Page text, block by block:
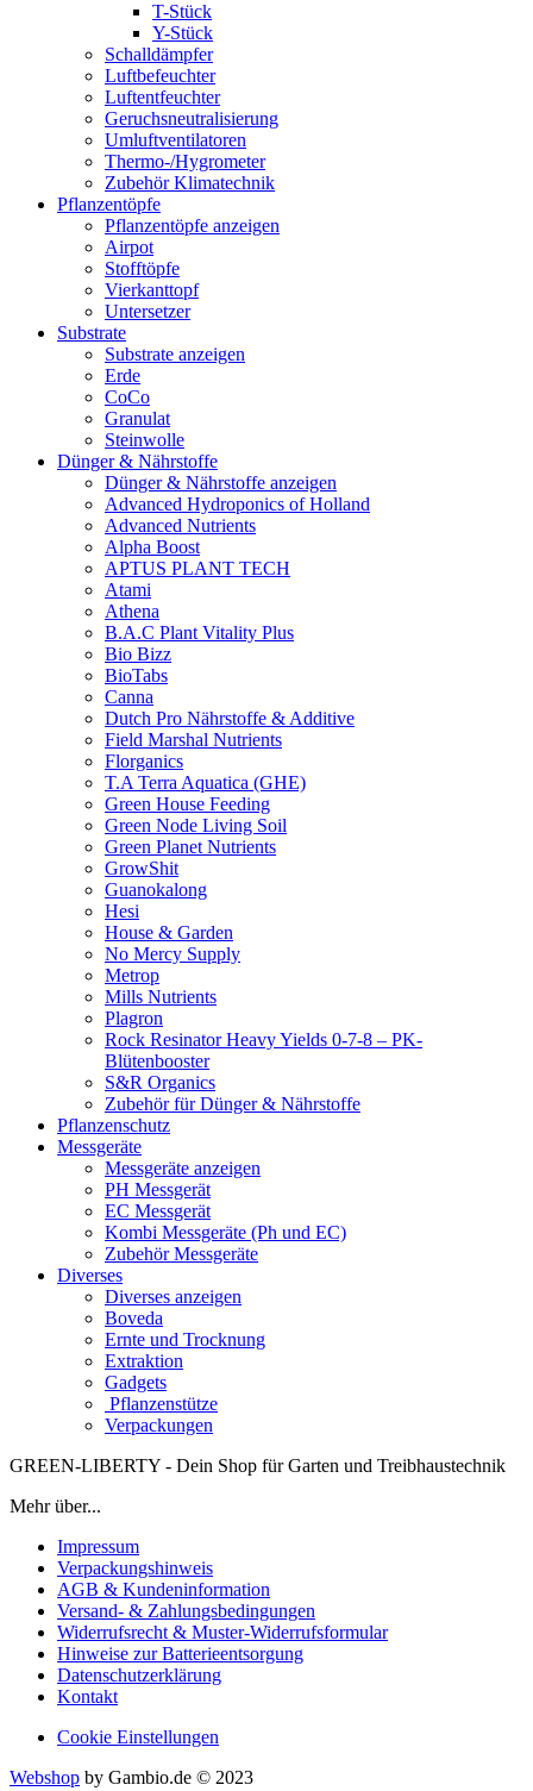
T-Stück
Y-Stück
Schalldämpfer
Luftbefeuchter
Luftentfeuchter
Geruchsneutralisierung
Umluftventilatoren
Thermo-/Hygrometer
Zubehör Klimatechnik
Pflanzentöpfe
Pflanzentöpfe anzeigen
Airpot
Stofftöpfe
Vierkanttopf
Untersetzer
Substrate
Substrate anzeigen
Erde
CoCo
Granulat
Steinwolle
Dünger & Nährstoffe
Dünger & Nährstoffe anzeigen
Advanced Hydroponics of Holland
Advanced Nutrients
Alpha Boost
APTUS PLANT TECH
Atami
Athena
B.A.C Plant Vitality Plus
Bio Bizz
BioTabs
Canna
Dutch Pro Nährstoffe & Additive
Field Marshal Nutrients
Florganics
T.A Terra Aquatica (GHE)
Green House Feeding
Green Node Living Soil
Green Planet Nutrients
GrowShit
Guanokalong
Hesi
House & Garden
No Mercy Supply
Metrop
Mills Nutrients
Plagron
Rock Resinator Heavy Yields 0-7-8 – PK-
Blütenbooster
S&R Organics
Zubehör für Dünger & Nährstoffe
Pflanzenschutz
Messgeräte
Messgeräte anzeigen
PH Messgerät
EC Messgerät
Kombi Messgeräte (Ph und EC)
Zubehör Messgeräte
Diverses
Diverses anzeigen
Boveda
Ernte und Trocknung
Extraktion
Gadgets
Pflanzenstütze
Verpackungen
GREEN-LIBERTY - Dein Shop für Garten und Treibhaustechnik
Mehr über...
Impressum
Verpackungshinweis
AGB & Kundeninformation
Versand- & Zahlungsbedingungen
Widerrufsrecht & Muster-Widerrufsformular
Hinweise zur Batterieentsorgung
Datenschutzerklärung
Kontakt
Cookie Einstellungen
Webshop by Gambio.de © 2023